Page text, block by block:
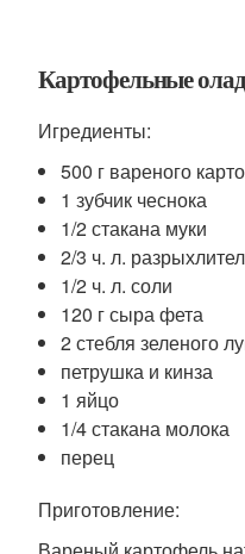
Картофельные
Игредиенты:
500 г вареного
1 зубчик чеснока
1/2 стакана муки
2/3 ч. л.
1/2 ч. л. соли
120 г сыра фета
2 стебля зеленого
петрушка и кинза
1 яйцо
1/4 стакана молока
перец
Приготовление: